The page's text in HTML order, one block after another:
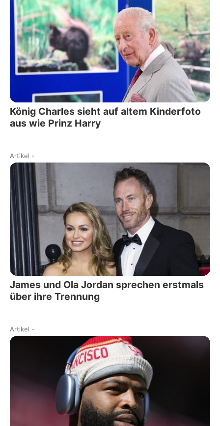
König Charles sieht auf altem Kinderfoto
aus wie Prinz Harry
Artikel -
James und Ola Jordan sprechen erstmals
über ihre Trennung
Artikel -